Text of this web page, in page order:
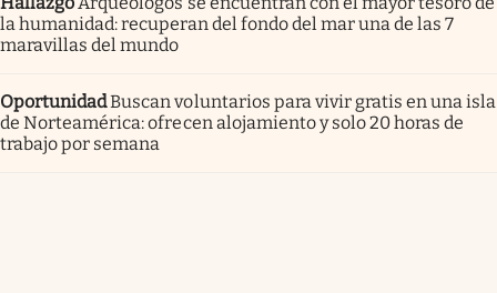
la humanidad: recuperan del fondo del mar una de las 7
maravillas del mundo
OportunidadBuscan voluntarios para vivir gratis en una isla
de Norteamérica: ofrecen alojamiento y solo 20 horas de
trabajo por semana